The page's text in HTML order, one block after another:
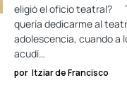
eligió el oficio teatral?
quería dedicarme al
adolescencia, cuando a
acudí…
por Itziar de Francisco